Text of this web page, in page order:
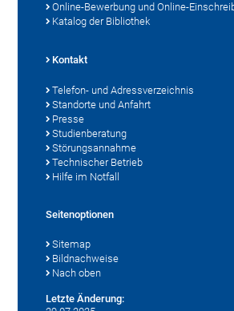
Online-Bewerbung und Online-
Katalog der Bibliothek
Kontakt
Telefon- und Adressverzeichnis
Standorte und Anfahrt
Presse
Studienberatung
Störungsannahme
Technischer Betrieb
Hilfe im Notfall
Seitenoptionen
Sitemap
Bildnachweise
Nach oben
Letzte Änderung: